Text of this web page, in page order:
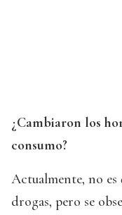
¿Cambiaron los
consumo?
Actualmente, no es
drogas, pero se